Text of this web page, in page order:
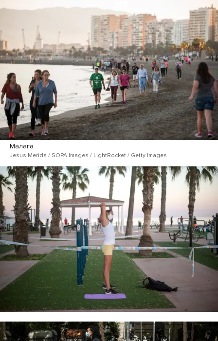
Малага
Jesus Merida / SOPA Images / LightRocket / Getty Images